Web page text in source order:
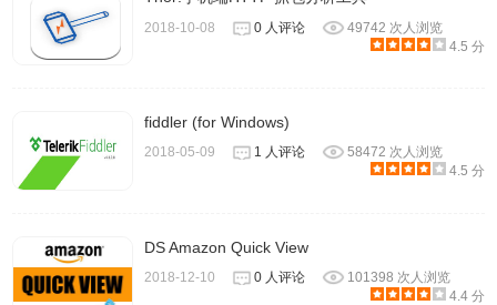
一、Wireshark
的安装方法和普通软件的安装方法并无差异，
2018-10-08 0 人评论
49742 次人浏览
4.5 分
fiddler (for Windows)
2018-05-09 1 人评论
58472 次人浏览
4.5 分
DS Amazon Quick View
2018-12-10 0 人评论
101398 次人浏览
4.4 分